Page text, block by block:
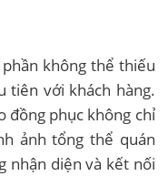
không thể thiếu
tiên với khách hàng.
đồng phục không chỉ
ảnh tổng thể quán
nhận diện và kết nối